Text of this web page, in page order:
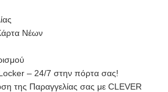
Νέων
– 24/7 στην πόρτα σας!
της Παραγγελίας σας με CLEVER